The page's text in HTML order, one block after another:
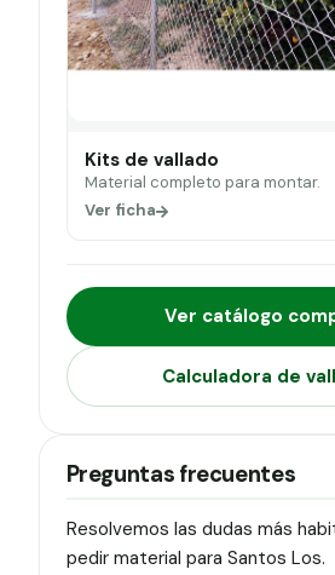
Kits de vallado
Material completo para montar.
Ver ficha
Ver catálogo
Calculadora de
Preguntas frecuentes
Resolvemos las dudas más
pedir material para Santos Los.